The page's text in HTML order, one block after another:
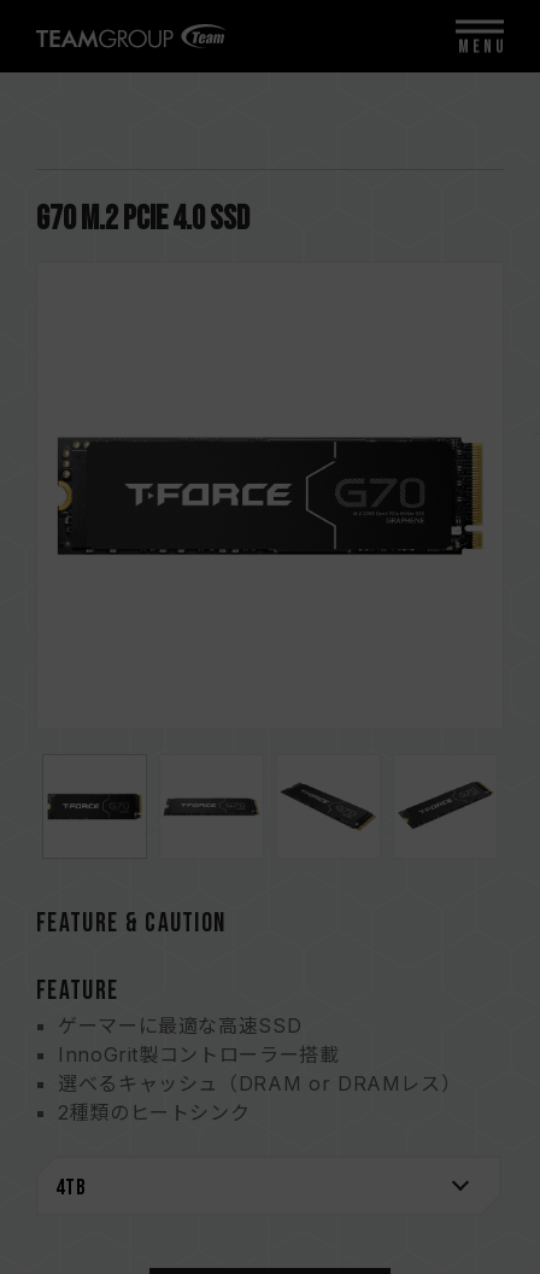
G70 M.2 PCIe 4.0 SSD
FEATURE & CAUTION
FEATURE
ゲーマーに最適な高速SSD
InnoGrit製コントローラー搭載
選べるキャッシュ（DRAM or DRAMレス）
2種類のヒートシンク
「S.M.A.R.T.」
MENU